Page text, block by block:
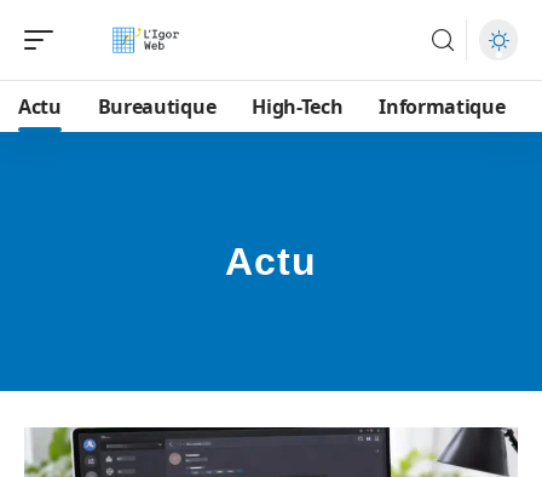
Actu Bureautique High-Tech Informatique
Actu